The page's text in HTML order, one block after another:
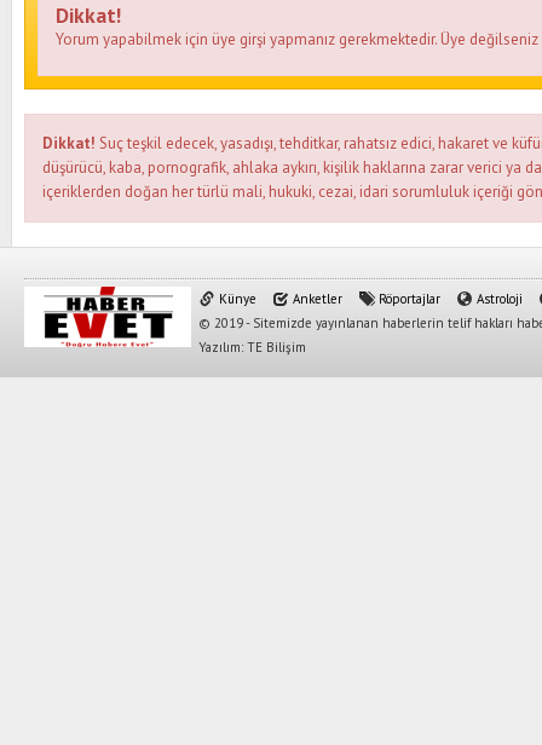
Dikkat!
Yorum yapabilmek için üye girşi yapmanız gerekmektedir. Üye
Dikkat! Suç teşkil edecek, yasadışı, tehditkar, rahatsız edici, hakaret ve
düşürücü, kaba, pornografik, ahlaka aykırı, kişilik haklarına zarar verici ya
içeriklerden doğan her türlü mali, hukuki, cezai, idari sorumluluk içeriği
Künye Anketler Röportajlar
Astroloji
© 2019 - Sitemizde yayınlanan haberlerin telif hakları
Yazılım: TE Bilişim